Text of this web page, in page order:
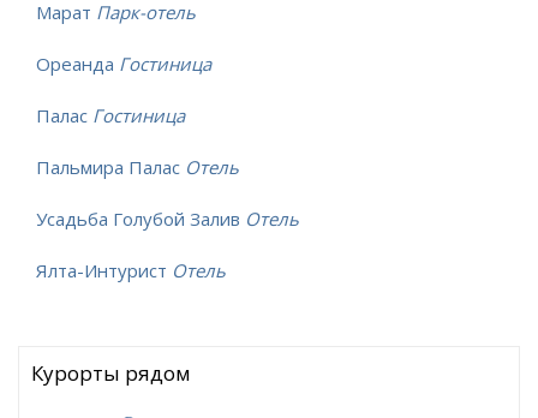
Марат Парк-отель
Ореанда Гостиница
Палас Гостиница
Пальмира Палас Отель
Усадьба Голубой Залив Отель
Ялта-Интурист Отель
Курорты рядом